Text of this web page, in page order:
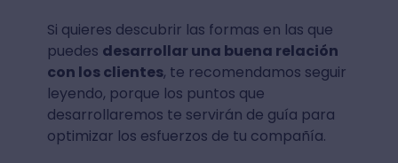
Si quieres descubrir las formas en las que
puedes desarrollar una buena relación
con los clientes, te recomendamos seguir
leyendo, porque los puntos que
desarrollaremos te servirán de guía para
optimizar los esfuerzos de tu compañía.